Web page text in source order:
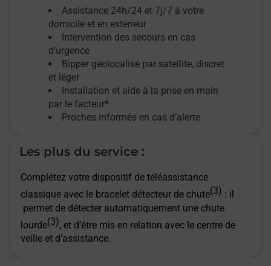
Assistance 24h/24 et 7j/7 à votre
domicile et en extérieur
Intervention des secours en cas
d’urgence
Bipper géolocalisé par satellite, discret
et léger
Installation et aide à la prise en main
par le facteur*
Proches informés en cas d’alerte
Les plus du service :
Complétez votre dispositif de téléassistance
classique avec le bracelet détecteur de chute(3) : il
permet de détecter automatiquement une chute
lourde(3), et d’être mis en relation avec le centre de
veille et d’assistance.